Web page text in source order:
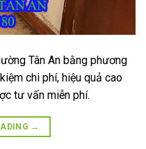
Tân An bằng phương
chi phí, hiệu quả cao
tư vấn miễn phí.
→